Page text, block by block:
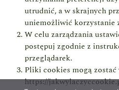
utrudnić, a w skrajnych
uniemożliwić korzystanie
W celu zarządzania
postępuj zgodnie z
przeglądarek.
Pliki cookies mogą zostać
https://